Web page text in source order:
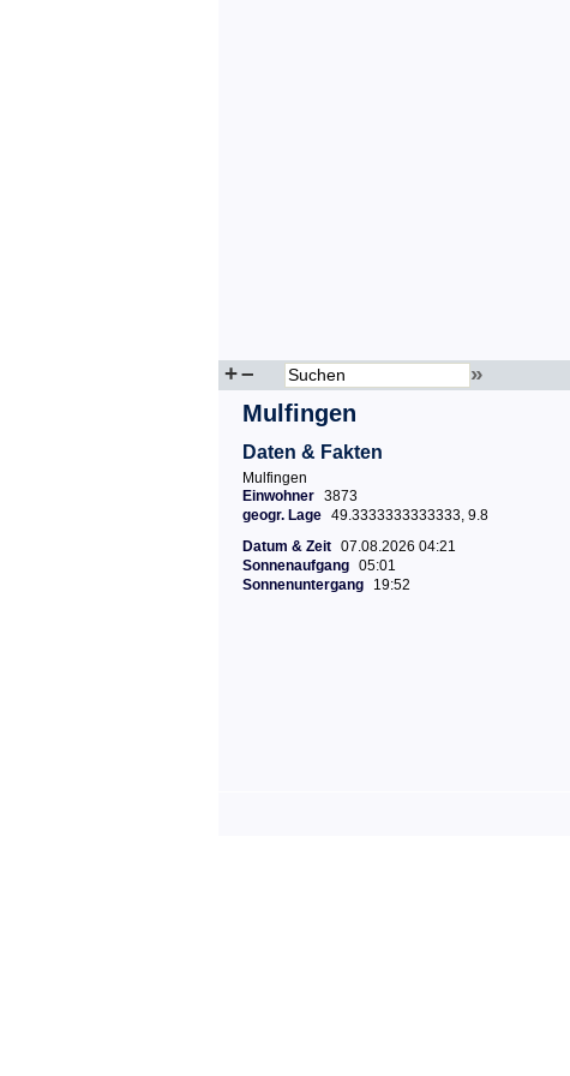
+– »
Mulfingen
Daten & Fakten
Mulfingen
Einwohner 3873
geogr. Lage 49.3333333333333, 9.8
Datum & Zeit 07.08.2026 04:21
Sonnenaufgang 05:01
Sonnenuntergang
19:52